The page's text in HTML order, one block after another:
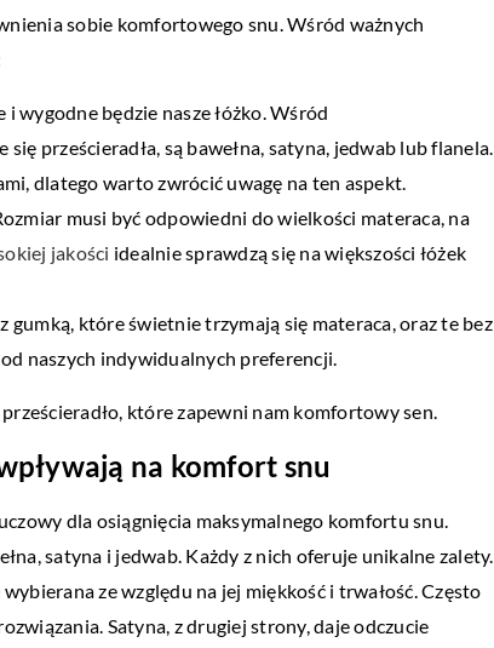
sobie komfortowego snu. Wśród ważnych
wygodne będzie nasze łóżko. Wśród
prześcieradła, są bawełna, satyna, jedwab lub flanela.
dlatego warto zwrócić uwagę na ten aspekt.
musi być odpowiedni do wielkości materaca, na
jakości idealnie sprawdzą się na większości łóżek
gumką, które świetnie trzymają się materaca, oraz te bez
naszych indywidualnych preferencji.
które zapewni nam komfortowy sen.
na komfort snu
dla osiągnięcia maksymalnego komfortu snu.
satyna i jedwab. Każdy z nich oferuje unikalne zalety.
ze względu na jej miękkość i trwałość. Często
Satyna, z drugiej strony, daje odczucie